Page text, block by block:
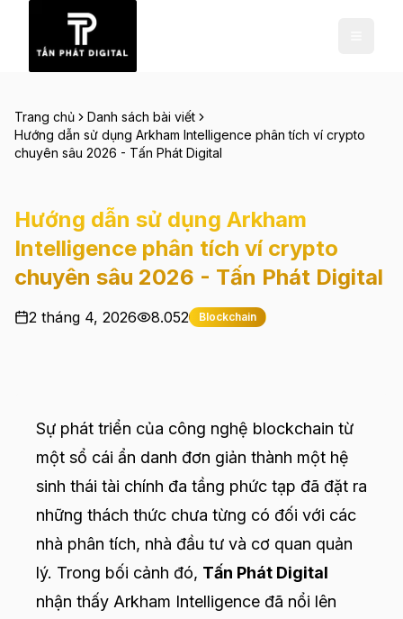
Trang chủ
Danh sách bài viết
Hướng dẫn sử dụng Arkham Intelligence phân tích ví crypto
chuyên sâu 2026 - Tấn Phát Digital
Hướng dẫn sử dụng Arkham
Intelligence phân tích ví crypto
chuyên sâu 2026 - Tấn Phát Digital
2 tháng 4, 2026 8.052 Blockchain
Sự phát triển của công nghệ blockchain từ
một sổ cái ẩn danh đơn giản thành một hệ
sinh thái tài chính đa tầng phức tạp đã đặt ra
những thách thức chưa từng có đối với các
nhà phân tích, nhà đầu tư và cơ quan quản
lý. Trong bối cảnh đó, Tấn Phát Digital
nhận thấy Arkham Intelligence đã nổi lên